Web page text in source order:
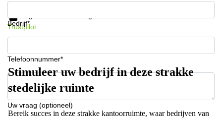
Bedrijf*
Telefoonnummer*
Uw vraag (optioneel)
Krijg informatie en prijzen
Trustpilot
Stimuleer uw bedrijf in deze strakke
stedelijke ruimte
Bereik succes in deze strakke kantoorruimte, waar bedrijven van